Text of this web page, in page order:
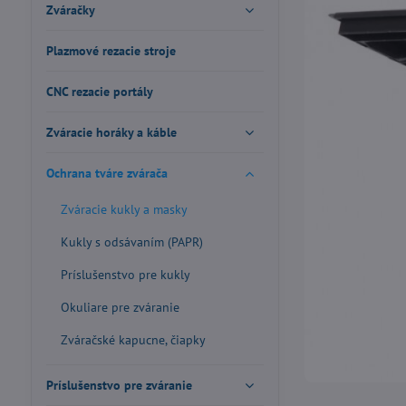
Zváračky
Plazmové rezacie stroje
CNC rezacie portály
Zváracie horáky a káble
Ochrana tváre zvárača
Zváracie kukly a masky
Kukly s odsávaním (PAPR)
Príslušenstvo pre kukly
Okuliare pre zváranie
Zváračské kapucne, čiapky
Príslušenstvo pre zváranie